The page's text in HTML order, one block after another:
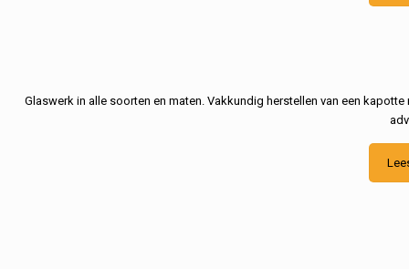
Glaswerk in alle soorten en maten. Vakkundig herstellen van een